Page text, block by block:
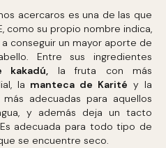
acercaros es una de las que
como su propio nombre indica,
conseguir un mayor aporte de
Entre sus ingredientes
kakadú, la fruta con más
la manteca de Karité y la
adecuadas para aquellos
y además deja un tacto
adecuada para todo tipo de
se encuentre seco.